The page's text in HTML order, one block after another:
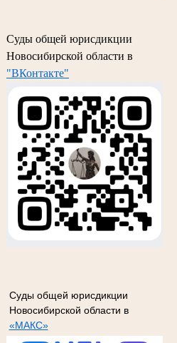
Суды общей юрисдикции
Новосибирской области в
"ВКонтакте"
Суды общей юрисдикции
Новосибирской области в
«МАКС»